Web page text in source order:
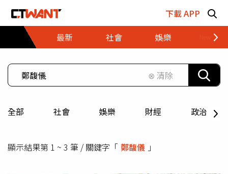
下載 APP
最新
社會 娛樂 財經
⊗ 清除
全部 社會 娛樂 財經 政治
顯示結果第 1 ~ 3 筆 / 關鍵字「 鄭馥儀 」